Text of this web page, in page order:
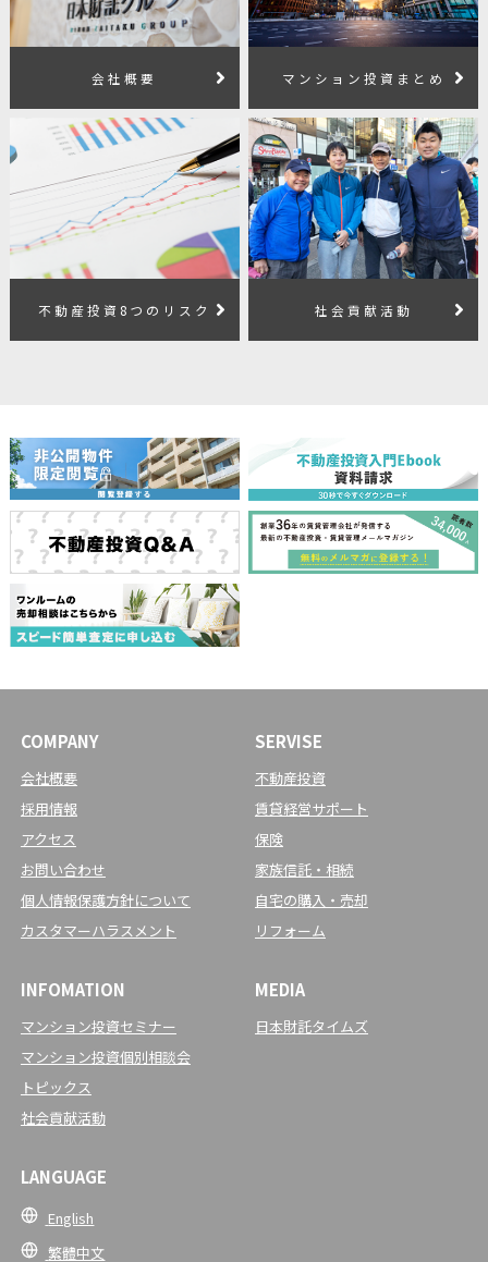
会社概要 マンション投資まとめ
不動産投資8つのリスク 社会貢献活動
COMPANY
会社概要
採用情報
アクセス
お問い合わせ
個人情報保護方針について
カスタマーハラスメント
SERVISE
不動産投資
賃貸経営サポート
保険
家族信託・相続
自宅の購入・売却
リフォーム
INFOMATION
マンション投資セミナー
マンション投資個別相談会
トピックス
社会貢献活動
MEDIA
日本財託タイムズ
LANGUAGE
English
繁體中文